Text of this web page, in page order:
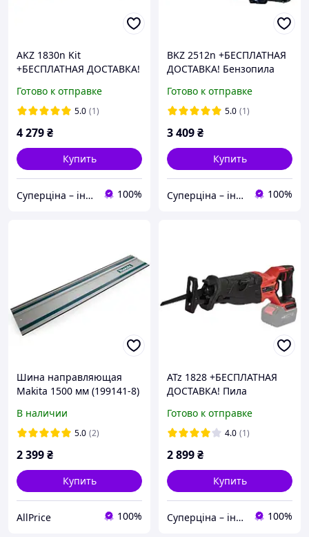
AKZ 1830n Kit
+БЕСПЛАТНАЯ ДОСТАВКА!
аккумуляторная
КОМПЛЕКТ Vitals 210694
Готово к отправке
5.0 (1)
4 279₴
Купить
Суперціна – інтернет-магазин: supertsena.com.ua 100%
BKZ 2512n +БЕСПЛАТНАЯ
ДОСТАВКА! Бензопила
Готово к отправке
5.0 (1)
3 409₴
Купить
Суперціна – інтернет-магазин: supertsena.com.ua 100%
Шина направляющая
Makita 1500 мм (199141-8)
В наличии
5.0 (2)
2 399₴
Купить
AllPrice 100%
ATz 1828 +БЕСПЛАТНАЯ
ДОСТАВКА! Пила
аккумуляторная Vitals
Master SmartLine+ 184449
Готово к отправке
4.0 (1)
2 899₴
Купить
Суперціна – інтернет-магазин: supertsena.com.ua 100%